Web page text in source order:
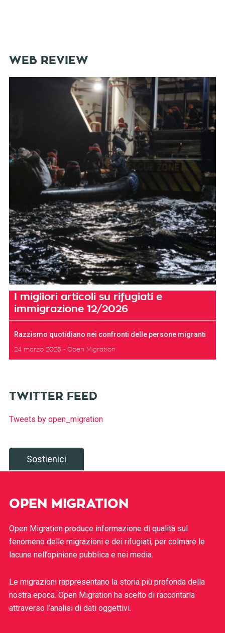
WEB REVIEW
I migliori articoli su rifugiati e
immigrazione 12/2026
Razzismo quotidiano nei confronti delle persone migranti
24 marzo 2026 Open Migration
TWITTER FEED
Tweets by open_migration
Sostienici
OPEN MIGRATION
Open Migration produce informazione di qualità sul
fenomeno delle migrazioni e dei rifugiati, per colmare le
lacune nell’opinione pubblica e nei media.
Le migrazioni rappresentano la storia più profonda della
nostra epoca. Open Migration ha scelto di raccontarla
attraverso l’analisi di dati oggettivi.